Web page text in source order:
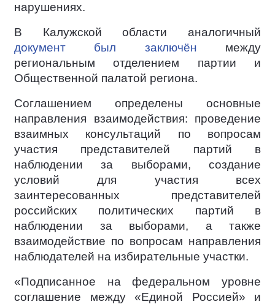
нарушениях.
В Калужской области аналогичный
документ был заключён между
региональным отделением партии и
Общественной палатой региона.
Соглашением определены основные
направления взаимодействия: проведение
взаимных консультаций по вопросам
участия представителей партий в
наблюдении за выборами, создание
условий для участия всех
заинтересованных представителей
российских политических партий в
наблюдении за выборами, а также
взаимодействие по вопросам направления
наблюдателей на избирательные участки.
«Подписанное на федеральном уровне
соглашение между «Единой Россией» и